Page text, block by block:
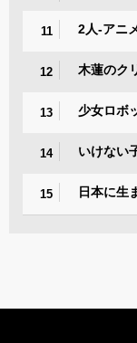
11 2人-アニ
12 木蓮のク
13 少女ロボ
14 いけない
15 日本に生